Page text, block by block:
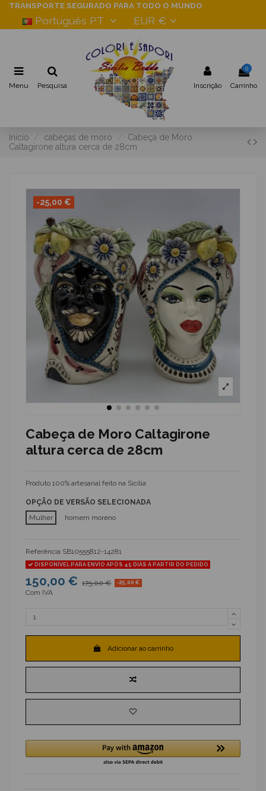
TRANSPORTE SEGURADO PARA TODO O MUNDO
Português PT EUR €
Menu Pesquisa Inscrição
0
Carrinho
Início cabeças de moro
Cabeça de Moro
Caltagirone altura cerca de 28cm
-25,00 €
Cabeça de Moro Caltagirone
altura cerca de 28cm
Produto 100% artesanal feito na Sicília
OPÇÃO DE VERSÃO SELECIONADA
Mulher
homem moreno
Referência SB10555812-14281
DISPONÍVEL PARA ENVIO APÓS 45 DIAS A PARTIR DO PEDIDO
150,00 € 175,00 € -25,00 €
Com IVA
Adicionar ao carrinho